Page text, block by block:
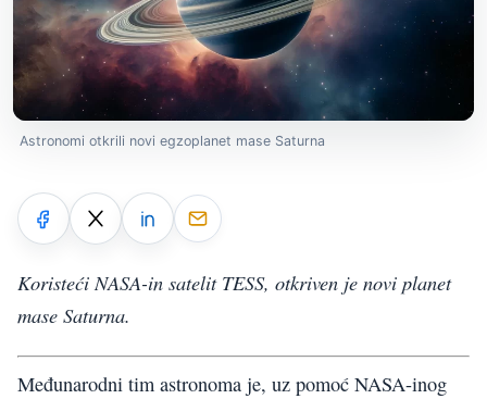
Astronomi otkrili novi egzoplanet mase Saturna
Koristeći NASA-in satelit TESS, otkriven je novi planet
mase Saturna.
Međunarodni tim astronoma je, uz pomoć NASA-inog